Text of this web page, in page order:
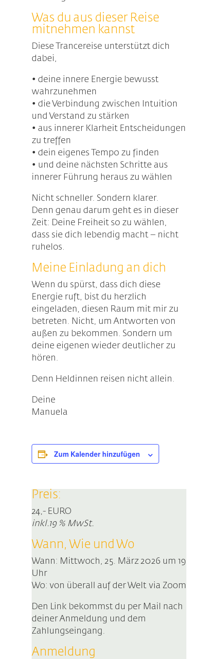
Was du aus dieser Reise
mitnehmen kannst
Diese Trancereise unterstützt dich
dabei,
• deine innere Energie bewusst
wahrzunehmen
• die Verbindung zwischen Intuition
und Verstand zu stärken
• aus innerer Klarheit Entscheidungen
zu treffen
• dein eigenes Tempo zu finden
• und deine nächsten Schritte aus
innerer Führung heraus zu wählen
Nicht schneller. Sondern klarer.
Denn genau darum geht es in dieser
Zeit: Deine Freiheit so zu wählen,
dass sie dich lebendig macht – nicht
ruhelos.
Meine Einladung an dich
Wenn du spürst, dass dich diese
Energie ruft, bist du herzlich
eingeladen, diesen Raum mit mir zu
betreten. Nicht, um Antworten von
außen zu bekommen. Sondern um
deine eigenen wieder deutlicher zu
hören.
Denn Heldinnen reisen nicht allein.
Deine
Manuela
Zum Kalender hinzufügen
Preis:
24,- EURO
inkl.19 % MwSt.
Wann, Wie und Wo
Wann: Mittwoch, 25. März 2026 um 19
Uhr
Wo: von überall auf der Welt via Zoom
Den Link bekommst du per Mail nach
deiner Anmeldung und dem
Zahlungseingang.
Anmeldung